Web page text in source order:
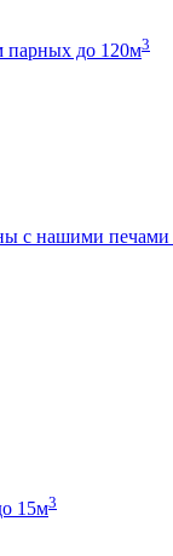
парных до 120м3
с нашими печами
15м3